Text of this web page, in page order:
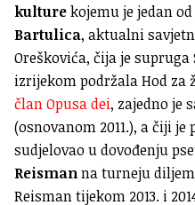
kulturekojemu je jedan
Bartulica, aktualni
Oreškovića, čija je
izrijekom podržala Hod za
član Opusa dei, zajedno je
(osnovanom 2011.), a čiji
sudjelovao u dovođenju
Reismanna turneju
Reisman tijekom 2013. i